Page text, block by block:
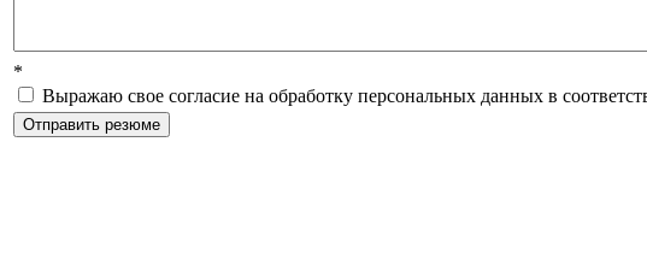
*
Выражаю свое согласие на обработку персональных данных в